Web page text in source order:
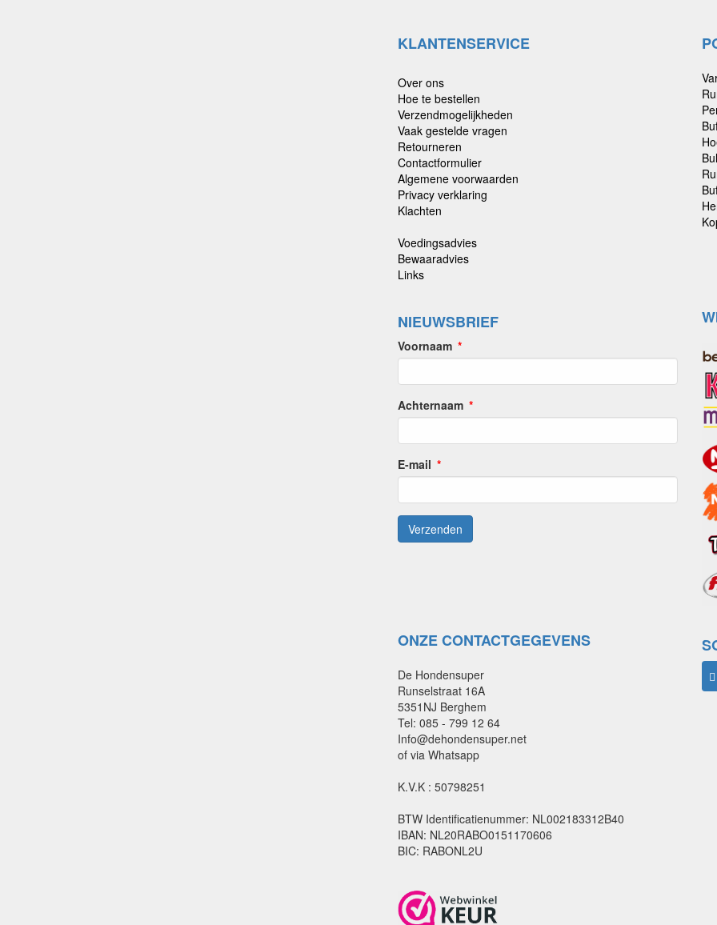
KLANTENSERVICE
Over ons
Hoe te bestellen
Verzendmogelijkheden
Vaak gestelde vragen
Retourneren
Contactformulier
Algemene voorwaarden
Privacy verklaring
Klachten
Voedingsadvies
Bewaaradvies
Links
NIEUWSBRIEF
Voornaam
Achternaam
E-mail
ONZE CONTACTGEGEVENS
De Hondensuper
Runselstraat 16A
5351NJ Berghem
Tel: 085 - 799 12 64
Info@dehondensuper.net
of via Whatsapp
K.V.K : 50798251
BTW Identificatienummer: NL002183312B40
IBAN: NL20RABO0151170606
BIC: RABONL2U